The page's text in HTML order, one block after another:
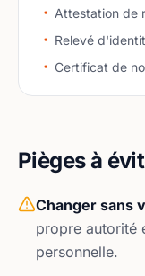
Attestation de
Relevé
Certificat de
Pièges à
Changer sans
propre autorité
personnelle.